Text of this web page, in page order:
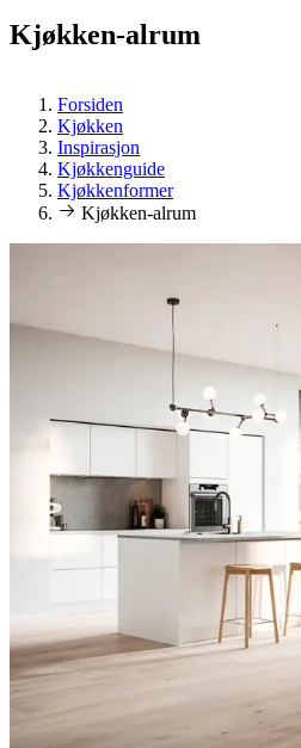
Kjøkken-alrum
Forsiden
Kjøkken
Inspirasjon
Kjøkkenguide
Kjøkkenformer
Kjøkken-alrum